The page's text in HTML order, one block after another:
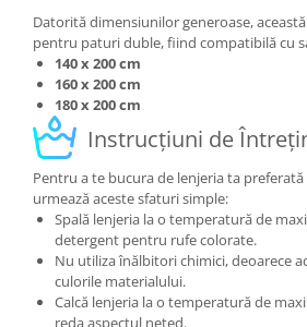
Datorită dimensiunilor generoase,
pentru paturi duble, fiind compatibilă cu
140 x 200 cm
160 x 200 cm
180 x 200 cm
Instrucțiuni de
Pentru a te bucura de lenjeria ta
urmează aceste sfaturi simple:
Spală lenjeria la o temperatură de
detergent pentru rufe colorate.
Nu utiliza înălbitori chimici, deoarece
culorile materialului.
Calcă lenjeria la o temperatură de
reda aspectul neted.